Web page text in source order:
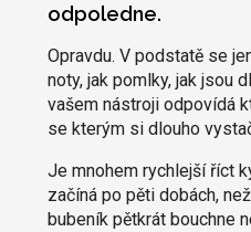
odpoledne.
Opravdu. V podstatě se
noty, jak pomlky, jak jsou
vašem nástroji odpovídá
se kterým si dlouho
Je mnohem rychlejší říct
začíná po pěti dobách,
bubeník pětkrát bouchne